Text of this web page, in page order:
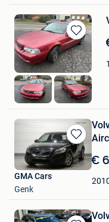
Bewaren
in
Mijn
Favorieten
M.I. Cars
Kruibeke
Bewaren
in
Mijn
Favorieten
€
GMA Cars
Genk